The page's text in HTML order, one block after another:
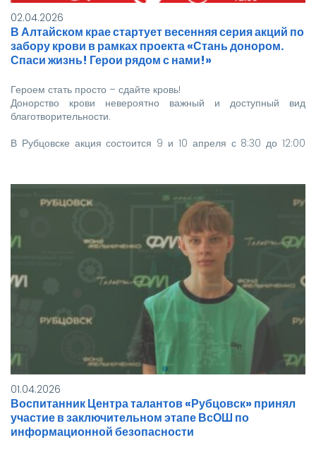
02.04.2026
В Алтайском крае стартует весенняя серия акций по
забору крови в рамках проекта «Стань донором.
Спаси жизнь! Герои рядом с нами!»
Героем стать просто – сдайте кровь!
Донорство крови невероятно важный и доступный вид
благотворительности.
В Рубцовске акция состоится 9 и 10 апреля с 8:30 до 12:00
КГБУЗ «Алтайский…
01.04.2026
Воспитанник Центра талантов «Рубцовск» принял
участие в заключительном этапе ВсОШ по
информационной безопасности